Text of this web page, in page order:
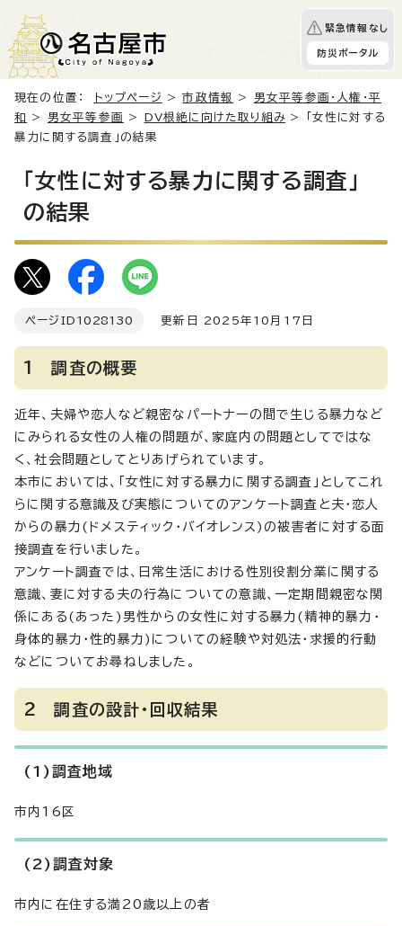
緊急情報なし
防災ポータル
現在の位置： トップページ >市政情報 > 男女平等参画・人権・平
和
> 男女平等参画 > DV根絶に向けた取り組み > 「女性に対する
暴力に関する調査」の結果
「女性に対する暴力に関する調査」
の結果
ページID 1028130 更新日 2025年10月17日
1 調査の概要
近年、夫婦や恋人など親密なパートナーの間で生じる暴力など
にみられる女性の人権の問題が、家庭内の問題としてではな
く、社会問題としてとりあげられています。
本市においては、「女性に対する暴力に関する調査」としてこれ
らに関する意識及び実態についてのアンケート調査と夫・恋人
からの暴力(ドメスティック・バイオレンス)の被害者に対する面
接調査を行いました。
アンケート調査では、日常生活における性別役割分業に関する
意識、妻に対する夫の行為についての意識、一定期間親密な関
係にある(あった)男性からの女性に対する暴力(精神的暴力・
身体的暴力・性的暴力)についての経験や対処法・求援的行動
などについてお尋ねしました。
2 調査の設計・回収結果
(1)調査地域
市内16区
(2)調査対象
市内に在住する満20歳以上の者